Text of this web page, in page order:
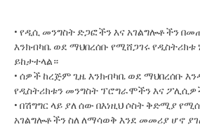
• የዲሲ መንግስት ድጋፎችን እና አገልግሎቶችን
እንክብካቤ ወደ ማህበረሰቡ የሚሸጋገሩ የዲስትሪክቱ
ይከታተላል።
• ሰዎች ከረጅም ጊዜ እንክብካቤ ወደ ማህበረሰቡ
የዲስትሪክቱን መንግስት ፕሮግራሞችን እና
• በሽግግር ላይ ያለ ሰው በእነዚህ ሶስት ቅድሚያ
አገልግሎቶችን ስለ ለማሳወቅ እንደ መመሪያ ሆኖ